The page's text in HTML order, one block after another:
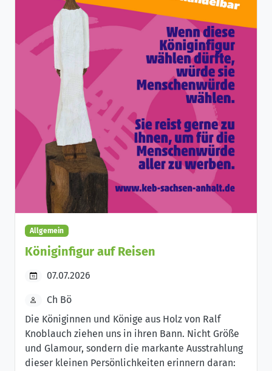
Allgemein
Königinfigur auf Reisen
07.07.2026
Ch Bö
Die Königinnen und Könige aus Holz von Ralf
Knoblauch ziehen uns in ihren Bann. Nicht Größe
und Glamour, sondern die markante Ausstrahlung
dieser kleinen Persönlichkeiten erinnern daran: